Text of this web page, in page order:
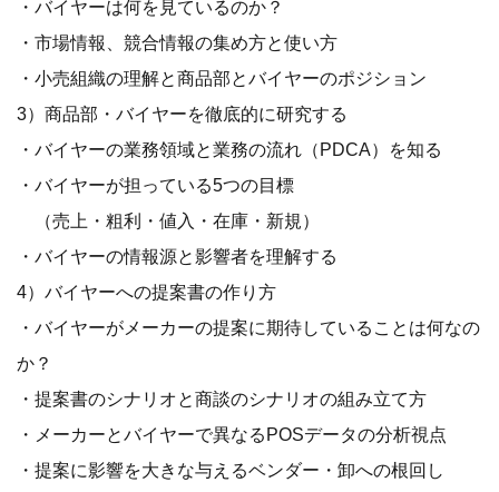
・バイヤーは何を見ているのか？
・市場情報、競合情報の集め方と使い方
・小売組織の理解と商品部とバイヤーのポジション
3）商品部・バイヤーを徹底的に研究する
・バイヤーの業務領域と業務の流れ（PDCA）を知る
・バイヤーが担っている5つの目標
（売上・粗利・値入・在庫・新規）
・バイヤーの情報源と影響者を理解する
4）バイヤーへの提案書の作り方
・バイヤーがメーカーの提案に期待していることは何なの
か？
・提案書のシナリオと商談のシナリオの組み立て方
・メーカーとバイヤーで異なるPOSデータの分析視点
・提案に影響を大きな与えるベンダー・卸への根回し